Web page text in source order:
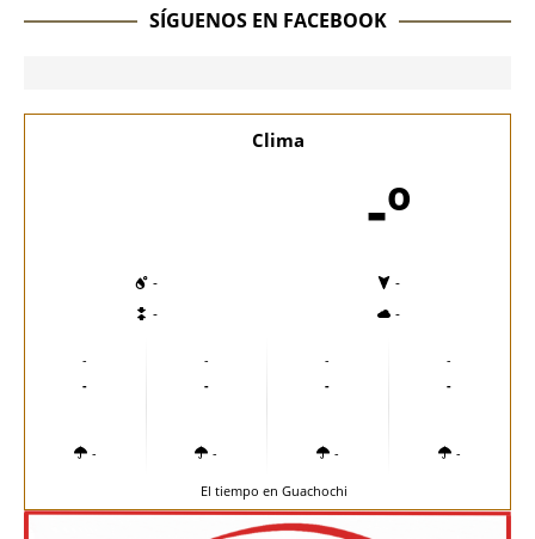
SÍGUENOS EN FACEBOOK
Clima
-º
-
-
-
-
-
-
-
-
-
-
-
-
-
-
-
-
El tiempo en Guachochi